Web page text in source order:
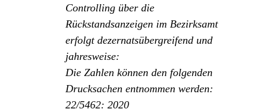
Controlling über die
Rückstandsanzeigen im Bezirksamt
erfolgt dezernatsübergreifend und
jahresweise:
Die Zahlen können den folgenden
Drucksachen entnommen werden:
22/5462: 2020